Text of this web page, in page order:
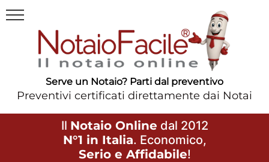
Serve un Notaio? Parti dal preventivo
Preventivi certificati direttamente dai Notai
Il Notaio Online dal 2012
N°1 in Italia. Economico,
Serio e Affidabile!